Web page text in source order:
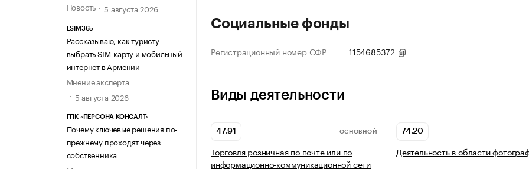
Новость
5 августа 2026
ESIM365
Рассказываю, как туристу
выбрать SIM-карту и мобильный
интернет в Армении
Мнение эксперта
5 августа 2026
ГПК «ПЕРСОНА КОНСАЛТ»
Почему ключевые решения по-
прежнему проходят через
собственника
Социальные фонды
Регистрационный номер СФР 1154685372
Виды деятельности
47.91 ОСНОВНОЙ
Торговля розничная по почте или по
информационно-коммуникационной сети
74.20
Деятельность в области